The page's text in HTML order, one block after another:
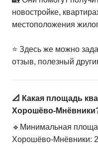
новостройке,
местоположения
⭐️ Здесь же можно
отзыв, полезный
📐 Какая площадь
Хорошёво-
🔹Минимальная
Хорошёво-Мнёвники: